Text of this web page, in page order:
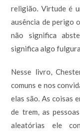
religião. Virtude é
ausência de perigo
não significa
significa algo
Nesse livro,
comuns e nos
elas são. As coisas
de trem, as
aleatórias ele